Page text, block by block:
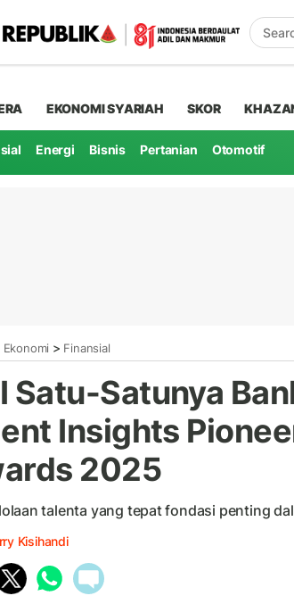
EKONOMI SYARIAH SKOR
Energi Bisnis Pertanian Otomotif
Ekonomi > Finansial
Satu-Satunya
Insights
2025
talenta yang tepat fondasi penting
Kisihandi